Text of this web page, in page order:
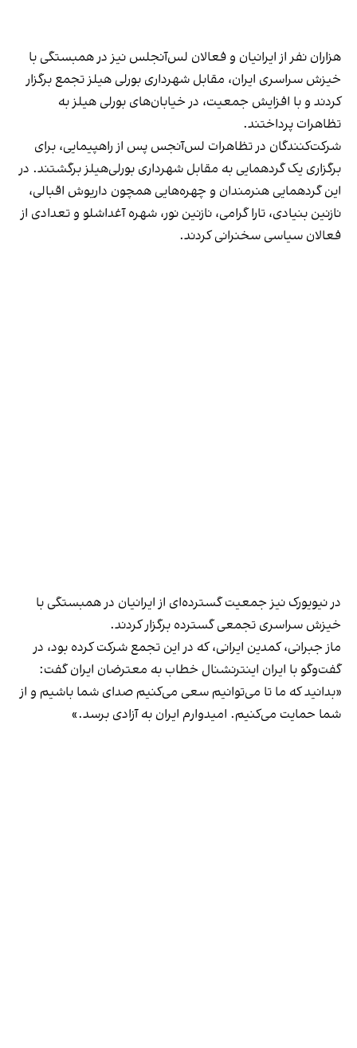
هزاران نفر از ایرانیان و فعالان لس‌آنجلس نیز در همبستگی با
خیزش سراسری ایران، مقابل شهرداری بورلی هیلز تجمع برگزار
کردند و با افزایش جمعیت، در خیابان‌های بورلی هیلز به
تظاهرات پرداختند.
شرکت‌کنندگان در تظاهرات لس‌آنجس پس از راهپیمایی، برای
برگزاری یک گردهمایی به مقابل شهرداری بورلی‌هیلز برگشتند. در
این گردهمایی هنرمندان و چهره‌هایی همچون داریوش اقبالی،
نازنین بنیادی، تارا گرامی، نازنین نور، شهره آغداشلو و تعدادی از
فعالان سیاسی سخنرانی کردند.
در نیویورک نیز جمعیت گسترده‌ای از ایرانیان در همبستگی با
خیزش سراسری تجمعی گسترده برگزار کردند.
ماز جبرانی، کمدین ایرانی، که در این تجمع شرکت کرده بود، در
گفت‌وگو با ایران اینترنشنال خطاب به معترضان ایران گفت:
«بدانید که ما تا می‌توانیم سعی می‌کنیم صدای شما باشیم و از
شما حمایت می‌کنیم. امیدوارم ایران به آزادی برسد.»